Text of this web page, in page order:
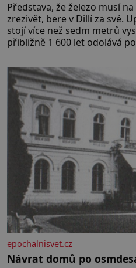
Představa, že železo musí
zrezivět, bere v Dillí za své.
stojí více než sedm metrů
přibližně 1 600 let odolává
epochalnisvet.cz
Návrat domů po